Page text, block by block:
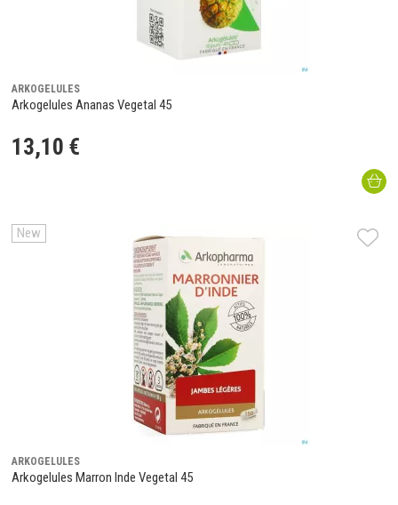
ARKOGELULES
Arkogelules Ananas Vegetal 45
13,10 €
New
ARKOGELULES
Arkogelules Marron Inde Vegetal 45